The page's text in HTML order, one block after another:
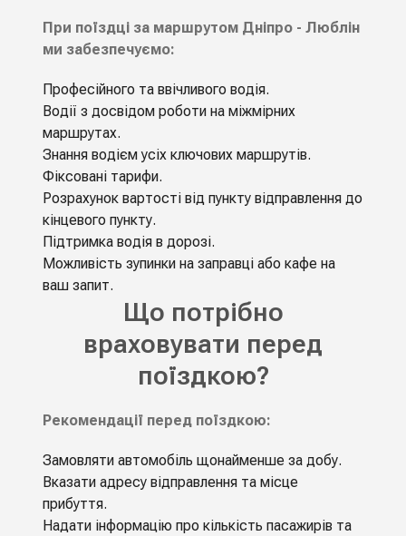
При поїздці за маршрутом Дніпро - Люблін
ми забезпечуємо:
Професійного та ввічливого водія.
Водiї з досвідом роботи на мiжмiрних
маршрутах.
Знання водієм усіх ключових маршрутів.
Фіксовані тарифи.
Розрахунок вартості від пункту відправлення до
кінцевого пункту.
Підтримка водія в дорозі.
Можливість зупинки на заправці або кафе на
ваш запит.
Що потрібно
враховувати перед
поїздкою?
Рекомендації перед поїздкою:
Замовляти автомобіль щонайменше за добу.
Вказати адресу відправлення та місце
прибуття.
Надати інформацію про кількість пасажирів та